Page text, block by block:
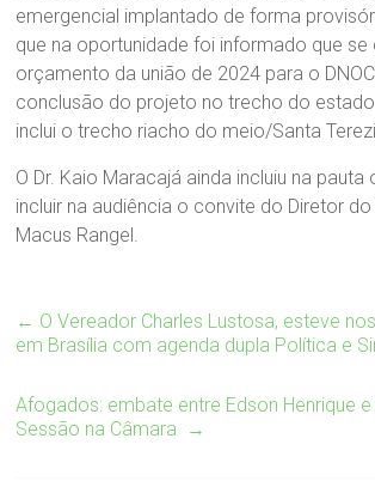
emergencial implantado de forma
que na oportunidade foi informado que se
orçamento da união de 2024 para o
conclusão do projeto no trecho do
inclui o trecho riacho do meio/Santa
O Dr. Kaio Maracajá ainda incluiu na pauta
incluir na audiência o convite do Diretor do
Macus Rangel.
← O Vereador Charles Lustosa, esteve
em Brasília com agenda dupla Política e
Afogados: embate entre Edson Henrique
Sessão na Câmara
→